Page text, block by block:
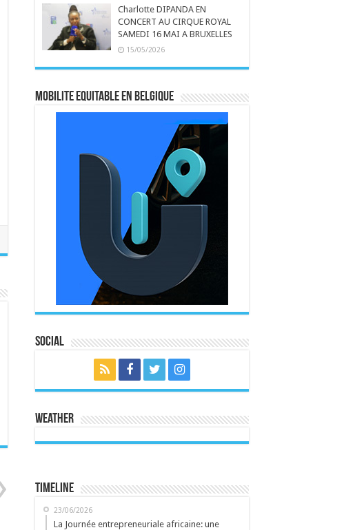
Charlotte DIPANDA EN
CONCERT AU CIRQUE ROYAL
SAMEDI 16 MAI A BRUXELLES
15/05/2026
MOBILITE EQUITABLE EN BELGIQUE
Social
Weather
Timeline
23/06/2026
La Journée entrepreneuriale africaine: une